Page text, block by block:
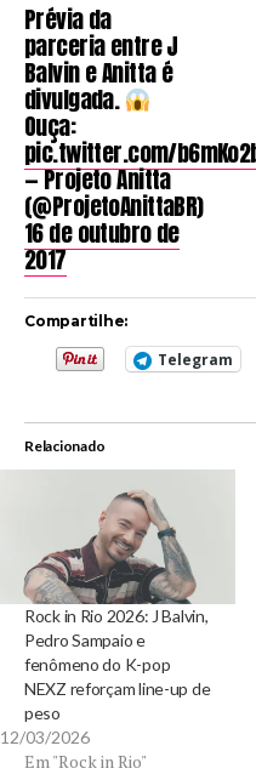
Prévia da
parceria entre J
Balvin e Anitta é
divulgada.
Ouça:
pic.twitter.com/
— Projeto Anitta
(@ProjetoAnittaBR)
16 de outubro de
2017
Compartilhe:
Telegram
Relacionado
Rock in Rio 2026: J Balvin,
Pedro Sampaio e
fenômeno do K-pop
NEXZ reforçam line-up de
peso
12/03/2026
Em "Rock in Rio"